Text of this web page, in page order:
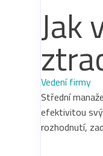
Jak
Vedení firmy
Střední
efektivitou
rozhodnutí,